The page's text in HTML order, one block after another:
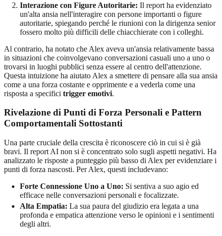
Interazione con Figure Autoritarie: Il report ha evidenziato
un'alta ansia nell'interagire con persone importanti o figure
autoritarie, spiegando perché le riunioni con la dirigenza senior
fossero molto più difficili delle chiacchierate con i colleghi.
Al contrario, ha notato che Alex aveva un'ansia relativamente bassa
in situazioni che coinvolgevano conversazioni casuali uno a uno o
trovarsi in luoghi pubblici senza essere al centro dell'attenzione.
Questa intuizione ha aiutato Alex a smettere di pensare alla sua ansia
come a una forza costante e opprimente e a vederla come una
risposta a specifici trigger emotivi.
Rivelazione di Punti di Forza Personali e Pattern
Comportamentali Sottostanti
Una parte cruciale della crescita è riconoscere ciò in cui si è già
bravi. Il report AI non si è concentrato solo sugli aspetti negativi. Ha
analizzato le risposte a punteggio più basso di Alex per evidenziare i
punti di forza nascosti. Per Alex, questi includevano:
Forte Connessione Uno a Uno: Si sentiva a suo agio ed
efficace nelle conversazioni personali e focalizzate.
Alta Empatia: La sua paura del giudizio era legata a una
profonda e empatica attenzione verso le opinioni e i sentimenti
degli altri.